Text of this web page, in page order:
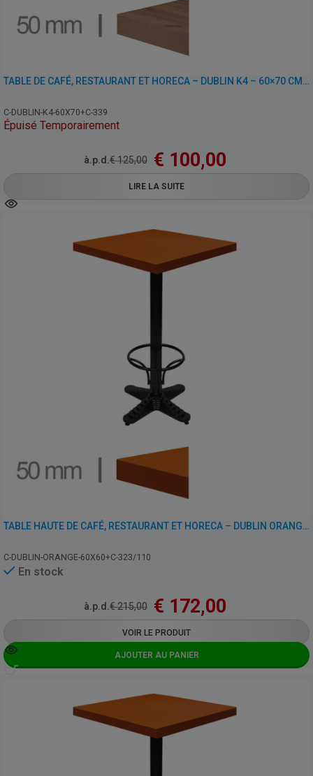
TABLE DE CAFÉ, RESTAURANT ET HORECA – DUBLIN K4 – 60×70 CM AVEC PIED
C-DUBLIN-K4-60X70+C-339
Épuisé Temporairement
à.p.d.€125,00 € 100,00
LIRE LA SUITE
TABLE HAUTE DE CAFÉ, RESTAURANT ET HORECA – DUBLIN ORANGE – 60×60 – HAUTEUR 110 CM AVEC PIED
C-DUBLIN-ORANGE-60X60+C-323/110
En stock
à.p.d.€215,00 € 172,00
VOIR LE PRODUIT
AJOUTER AU PANIER